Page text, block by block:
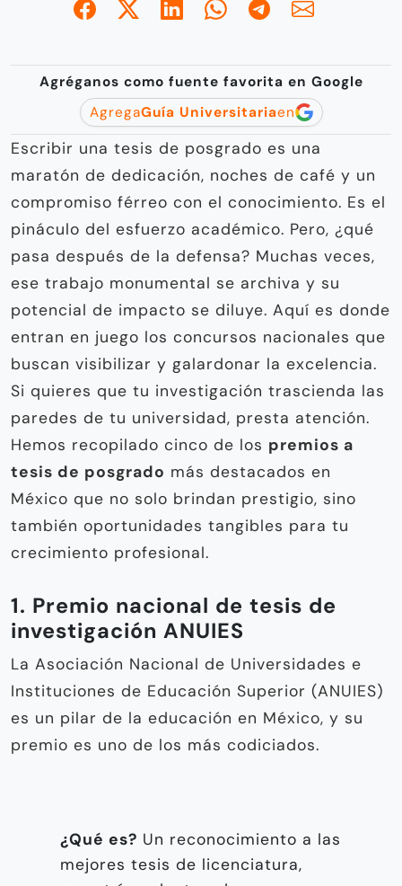
Agréganos como fuente favorita en Google
AgregaGuía Universitariaen
Escribir una tesis de posgrado es una
maratón de dedicación, noches de café y un
compromiso férreo con el conocimiento. Es el
pináculo del esfuerzo académico. Pero, ¿qué
pasa después de la defensa? Muchas veces,
ese trabajo monumental se archiva y su
potencial de impacto se diluye. Aquí es donde
entran en juego los concursos nacionales que
buscan visibilizar y galardonar la excelencia.
Si quieres que tu investigación trascienda las
paredes de tu universidad, presta atención.
Hemos recopilado cinco de los premios a
tesis de posgrado más destacados en
México que no solo brindan prestigio, sino
también oportunidades tangibles para tu
crecimiento profesional.
1. Premio nacional de tesis de
investigación ANUIES
La Asociación Nacional de Universidades e
Instituciones de Educación Superior (ANUIES)
es un pilar de la educación en México, y su
premio es uno de los más codiciados.
¿Qué es? Un reconocimiento a las
mejores tesis de licenciatura,